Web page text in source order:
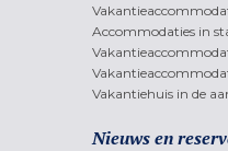
Accommodaties in
Vakantiehuis in de
Nieuws en